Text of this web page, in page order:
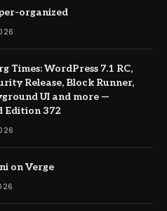
organized
Times: WordPress 7.1 RC,
Release, Block Runner,
UI and more —
Edition 372
on Verge